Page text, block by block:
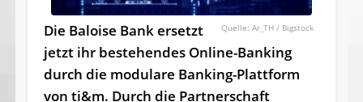
Ar_TH / Bigstock
Die Baloise Bank ersetzt
jetzt ihr bestehendes Online-Banking
durch die modulare Banking-Plattform
von ti&m. Durch die Partnerschaft